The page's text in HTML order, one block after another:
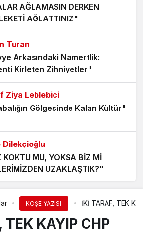
ZATEN NEFESTİR…
TAKIM ELBİSESİ
HEP ÖZÜMÜZÜ YEDİLER
AĞLAMASIN DERKEN
AĞLATTINIZ"
Turan
Arkasındaki Namertlik:
Kirleten Zihniyetler"
Ziya Leblebici
Gölgesinde Kalan Kültür"
Dilekçioğlu
KOKTU MU, YOKSA BİZ Mİ
UZAKLAŞTIK?"
Ziya Leblebici
İnsanla Eskir"
KÖŞE YAZISI İKİ TARAF, TEK
TEK KAYIP CHP